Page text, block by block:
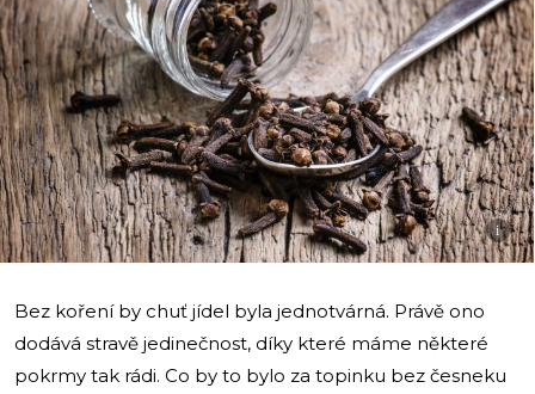
i
Bez koření by chuť jídel byla jednotvárná. Právě ono
dodává stravě jedinečnost, díky které máme některé
pokrmy tak rádi. Co by to bylo za topinku bez česneku